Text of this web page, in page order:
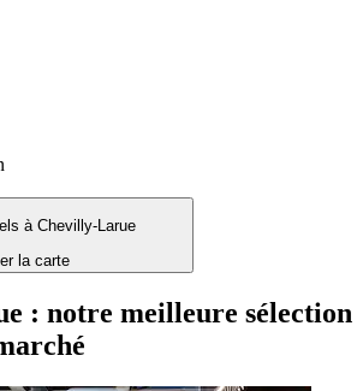
la carte
: notre meilleure sélection